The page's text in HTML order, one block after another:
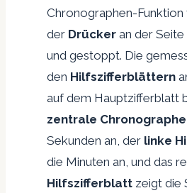
Chronographen-
der Drücker an der
und gestoppt. Die
den Hilfszifferblättern
auf dem Hauptzifferblatt
zentrale
Sekunden an, der linke
die Minuten an, und das
Hilfszifferblatt zeigt die